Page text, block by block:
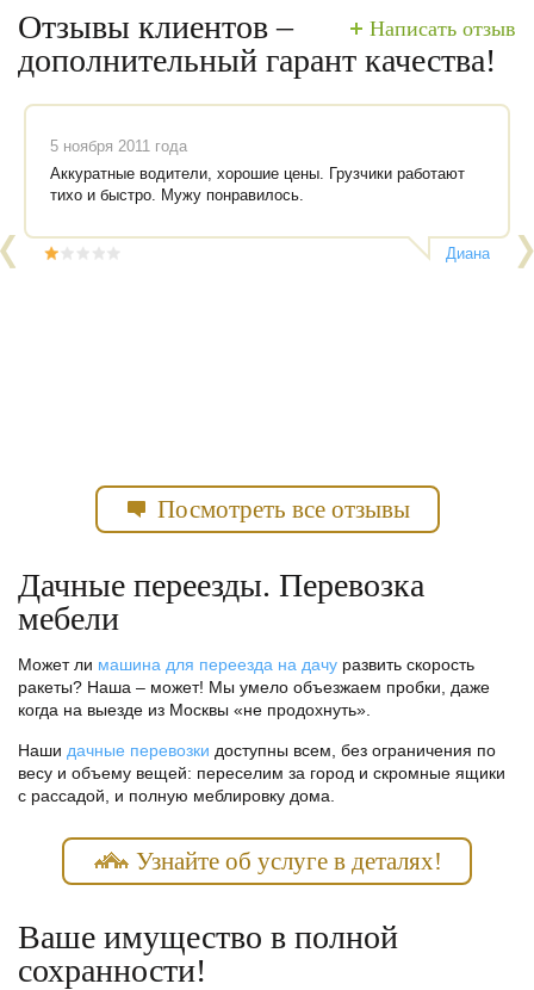
Написать отзыв
Отзывы клиентов –
дополнительный гарант качества!
5 ноября 2011 года
Аккуратные водители, хорошие цены. Грузчики работают
тихо и быстро. Мужу понравилось.
Диана
Посмотреть все отзывы
Дачные переезды. Перевозка
мебели
Может ли машина для переезда на дачу развить скорость
ракеты? Наша – может! Мы умело объезжаем пробки, даже
когда на выезде из Москвы «не продохнуть».
Наши дачные перевозки доступны всем, без ограничения по
весу и объему вещей: переселим за город и скромные ящики
с рассадой, и полную меблировку дома.
Узнайте об услуге в деталях!
Ваше имущество в полной
сохранности!